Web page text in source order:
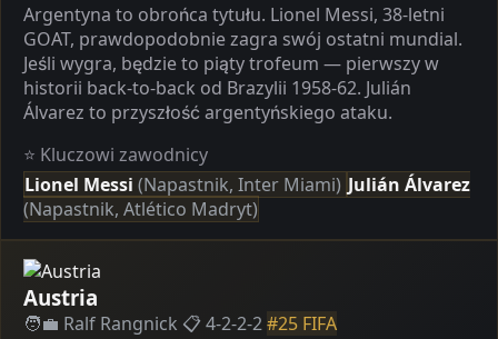
Argentyna to obrońca tytułu. Lionel Messi, 38-letni
GOAT, prawdopodobnie zagra swój ostatni mundial.
Jeśli wygra, będzie to piąty trofeum — pierwszy w
historii back-to-back od Brazylii 1958-62. Julián
Álvarez to przyszłość argentyńskiego ataku.
⭐ Kluczowi zawodnicy
Lionel Messi (Napastnik, Inter Miami) Julián Álvarez
(Napastnik, Atlético Madryt)
Austria
🧑‍💼 Ralf Rangnick 📋 4-2-2-2#25 FIFA